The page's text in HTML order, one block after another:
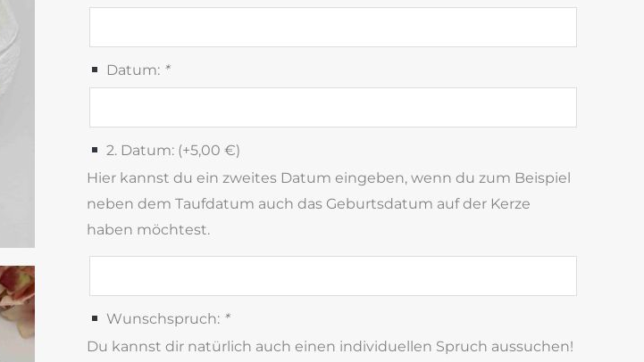
Datum: *
2. Datum: (+5,00€)
Hier kannst du ein zweites Datum eingeben, wenn du zum Beispiel
neben dem Taufdatum auch das Geburtsdatum auf der Kerze
haben möchtest.
Wunschspruch: *
Du kannst dir natürlich auch einen individuellen Spruch aussuchen!